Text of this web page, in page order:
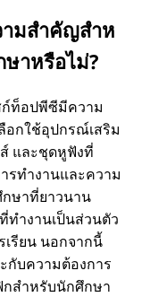
มสําคัญสําห
าหรือไม่?
ก์ท็อปพีซีมีความ
อกใช้อุปกรณ์เสริม
และชุดหูฟังที่
รทํางานและความ
กษาที่ยาวนาน
างานเป็นส่วนตัว
รียน นอกจากนี้
กับความต้องการ
กสําหรับนักศึกษา